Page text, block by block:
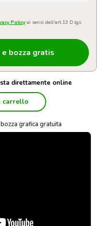
Policy ai sensi dell'art.13 D.lgs
direttamente online
carrello
grafica gratuita